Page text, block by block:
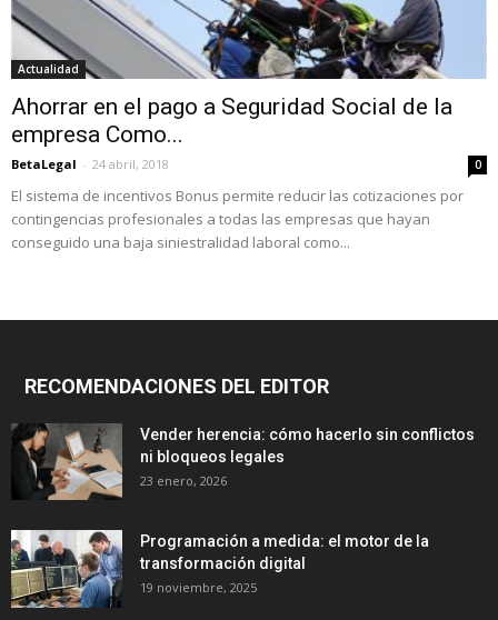
Actualidad
Ahorrar en el pago a Seguridad Social de la
empresa Como...
BetaLegal - 24 abril, 2018 0
El sistema de incentivos Bonus permite reducir las cotizaciones por
contingencias profesionales a todas las empresas que hayan
conseguido una baja siniestralidad laboral como...
RECOMENDACIONES DEL EDITOR
Vender herencia: cómo hacerlo sin conflictos
ni bloqueos legales
23 enero, 2026
Programación a medida: el motor de la
transformación digital
19 noviembre, 2025